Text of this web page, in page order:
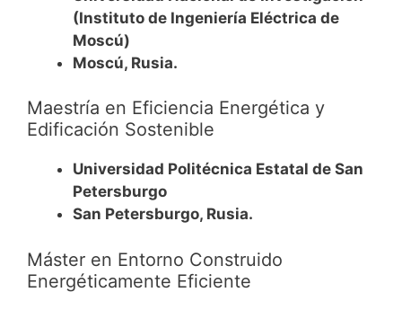
(Instituto de Ingeniería Eléctrica de
Moscú)
Moscú, Rusia.
Maestría en Eficiencia Energética y
Edificación Sostenible
Universidad Politécnica Estatal de San
Petersburgo
San Petersburgo, Rusia.
Máster en Entorno Construido
Energéticamente Eficiente